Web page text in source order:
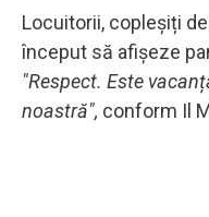
Locuitorii, copleșiți
început să afișeze
"Respect. Este
noastră", conform Il